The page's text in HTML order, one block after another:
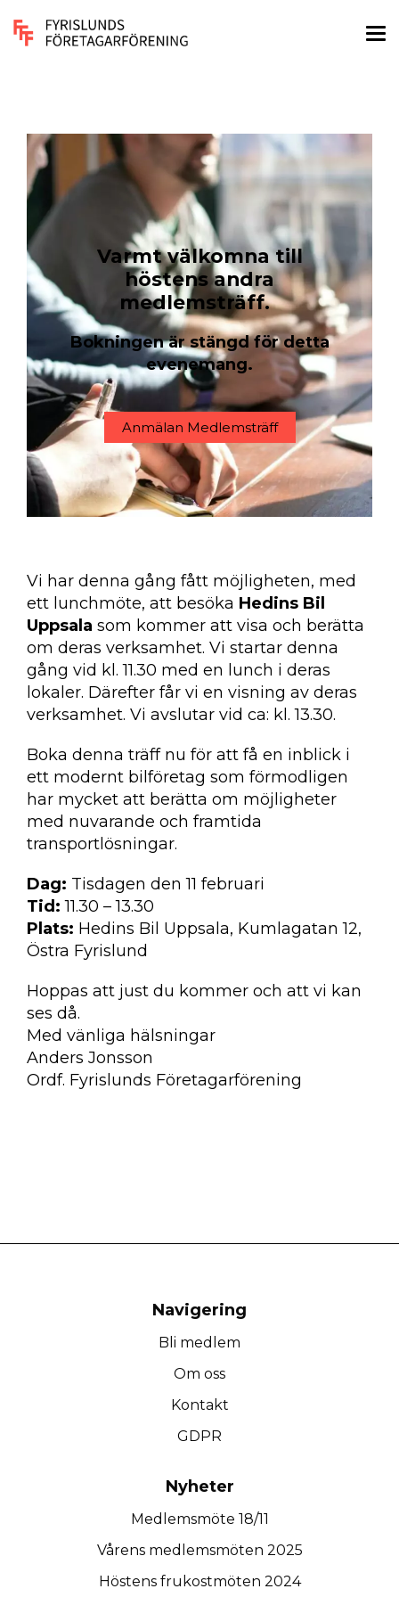
Varmt välkomna till
höstens andra
medlemsträff.
Bokningen är stängd för detta
evenemang.
Anmälan Medlemsträff
Vi har denna gång fått möjligheten, med
ett lunchmöte, att besöka Hedins Bil
Uppsala som kommer att visa och berätta
om deras verksamhet. Vi startar denna
gång vid kl. 11.30 med en lunch i deras
lokaler. Därefter får vi en visning av deras
verksamhet. Vi avslutar vid ca: kl. 13.30.
Boka denna träff nu för att få en inblick i
ett modernt bilföretag som förmodligen
har mycket att berätta om möjligheter
med nuvarande och framtida
transportlösningar.
Dag: Tisdagen den 11 februari
Tid: 11.30 – 13.30
Plats: Hedins Bil Uppsala, Kumlagatan 12,
Östra Fyrislund
Hoppas att just du kommer och att vi kan
ses då.
Med vänliga hälsningar
Anders Jonsson
Ordf. Fyrislunds Företagarförening
Navigering
Bli medlem
Om oss
Kontakt
GDPR
Nyheter
Medlemsmöte 18/11
Vårens medlemsmöten 2025
Höstens frukostmöten 2024